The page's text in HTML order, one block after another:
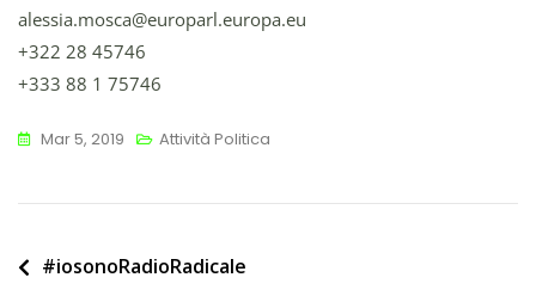
alessia.mosca@europarl.europa.eu
+322 28 45746
+333 88 1 75746
Mar 5, 2019 Attività Politica
Navigazione
#iosonoRadioRadicale